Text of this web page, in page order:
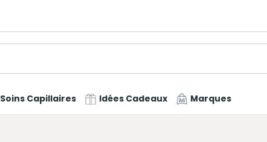
Soins Capillaires Idées Cadeaux Marques